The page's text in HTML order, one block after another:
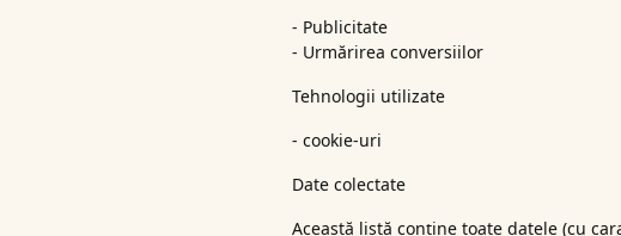
- Publicitate
- Urmărirea conversiilor
Tehnologii utilizate
- cookie-uri
Date colectate
Această listă conține toate datele (cu